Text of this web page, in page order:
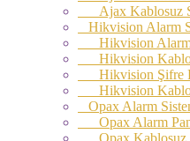
Ajax Kablosuz
Hikvision Alarm
Hikvision Alarm
Hikvision
Hikvision Şifre
Hikvision
Opax Alarm
Opax Alarm
Opax Kablosuz